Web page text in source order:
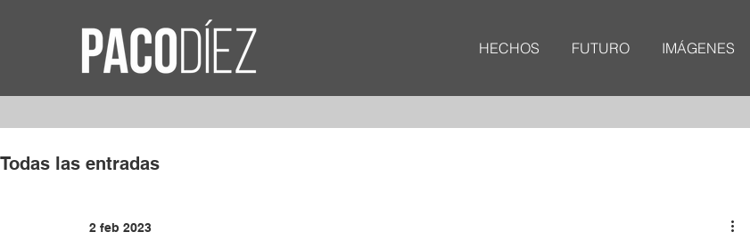
HECHOS FUTURO IMÁGENES
Todas las entradas
2 feb 2023